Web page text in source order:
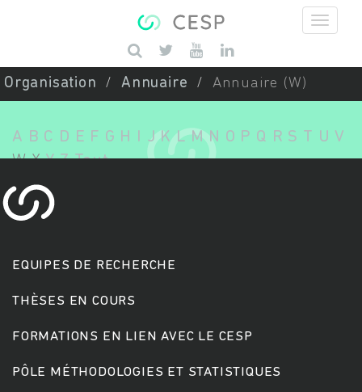
Saisissez vos mots-clés
Organisation Annuaire Annuaire (W)
A B C D E F G H J K L M N O P Q R S T U V
W X Y Z Tout
EQUIPES DE RECHERCHE
THÈSES EN COURS
FORMATIONS EN LIEN AVEC LE CESP
PÔLE MÉTHODOLOGIES ET STATISTIQUES